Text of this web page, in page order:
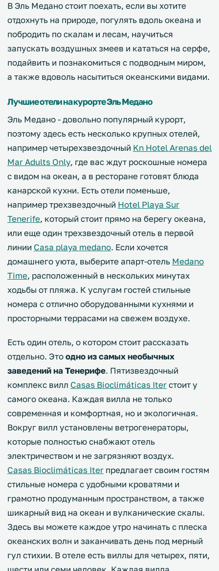
В Эль Медано стоит поехать, если вы хотите
отдохнуть на природе, погулять вдоль океана и
побродить по скалам и лесам, научиться
запускать воздушных змеев и кататься на серфе,
подайвить и познакомиться с подводным миром,
а также вдоволь насытиться океанскими видами.
Лучшие отели на курорте Эль Медано
Эль Медано - довольно популярный курорт,
поэтому здесь есть несколько крупных отелей,
например четырехзвездочный Kn Hotel Arenas del
Mar Adults Only, где вас ждут роскошные номера
с видом на океан, а в ресторане готовят блюда
канарской кухни. Есть отели поменьше,
например трехзвездочный Hotel Playa Sur
Tenerife, который стоит прямо на берегу океана,
или еще один трехзвездочный отель в первой
линии Casa playa medano. Если хочется
домашнего уюта, выберите апарт-отель Medano
Time, расположенный в нескольких минутах
ходьбы от пляжа. К услугам гостей стильные
номера с отлично оборудованными кухнями и
просторными террасами на свежем воздухе.
Есть один отель, о котором стоит рассказать
отдельно. Этоодно из самых необычных
заведений на Тенерифе. Пятизвездочный
комплекс вилл Casas Bioclimáticas Iterстоит у
самого океана. Каждая вилла не только
современная и комфортная, но и экологичная.
Вокруг вилл установлены ветрогенераторы,
которые полностью снабжают отель
электричеством и не загрязняют воздух.
Casas Bioclimáticas Iter предлагает своим гостям
стильные номера с удобными кроватями и
грамотно продуманным пространством, а также
шикарный вид на океан и вулканические скалы.
Здесь вы можете каждое утро начинать с плеска
океанских волн и заканчивать день под мерный
гул стихии. В отеле есть виллы для четырех, пяти,